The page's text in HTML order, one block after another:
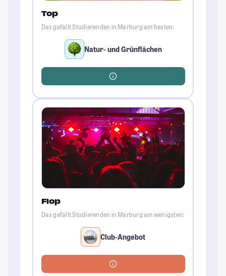
Top
Das gefällt Studierenden in Marburg am besten:
Natur- und Grünflächen
Flop
Das gefällt Studierenden in Marburg am wenigsten:
Club-Angebot